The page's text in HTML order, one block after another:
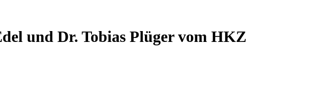
und Dr. Tobias Plüger vom HKZ